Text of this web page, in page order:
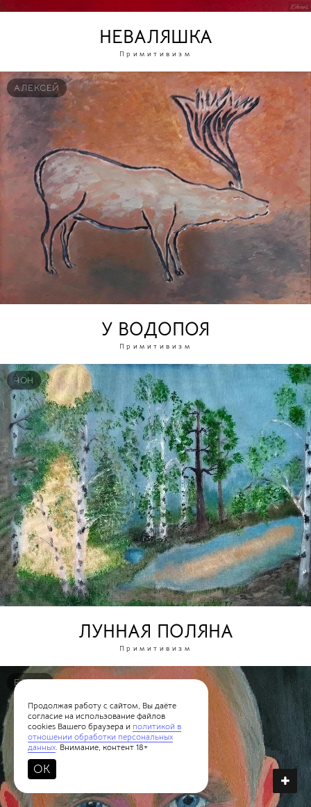
НЕВАЛЯШКА
Примитивизм
АЛЕКСЕЙ
У ВОДОПОЯ
Примитивизм
ЧОН
ЛУННАЯ ПОЛЯНА
Примитивизм
ЕЛЕНА
Продолжая работу с сайтом, Вы даёте
согласие на использование файлов
cookies Вашего браузера и политикой в
отношении обработки персональных
данных. Внимание, контент 18+
OK